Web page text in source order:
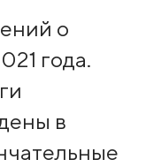
о
года.
в